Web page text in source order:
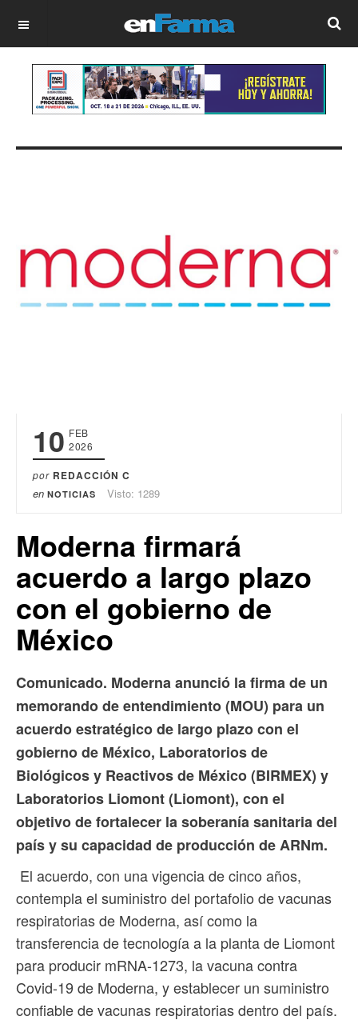
OFF CANVAS
10 FEB
2026
por REDACCIÓN C
en NOTICIAS Visto: 1289
Moderna firmará
acuerdo a largo plazo
con el gobierno de
México
Comunicado. Moderna anunció la firma de un
memorando de entendimiento (MOU) para un
acuerdo estratégico de largo plazo con el
gobierno de México, Laboratorios de
Biológicos y Reactivos de México (BIRMEX) y
Laboratorios Liomont (Liomont), con el
objetivo de fortalecer la soberanía sanitaria del
país y su capacidad de producción de ARNm.
El acuerdo, con una vigencia de cinco años,
contempla el suministro del portafolio de vacunas
respiratorias de Moderna, así como la
transferencia de tecnología a la planta de Liomont
para producir mRNA-1273, la vacuna contra
Covid-19 de Moderna, y establecer un suministro
confiable de vacunas respiratorias dentro del país.